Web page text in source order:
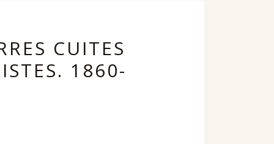
CUITES
1860-